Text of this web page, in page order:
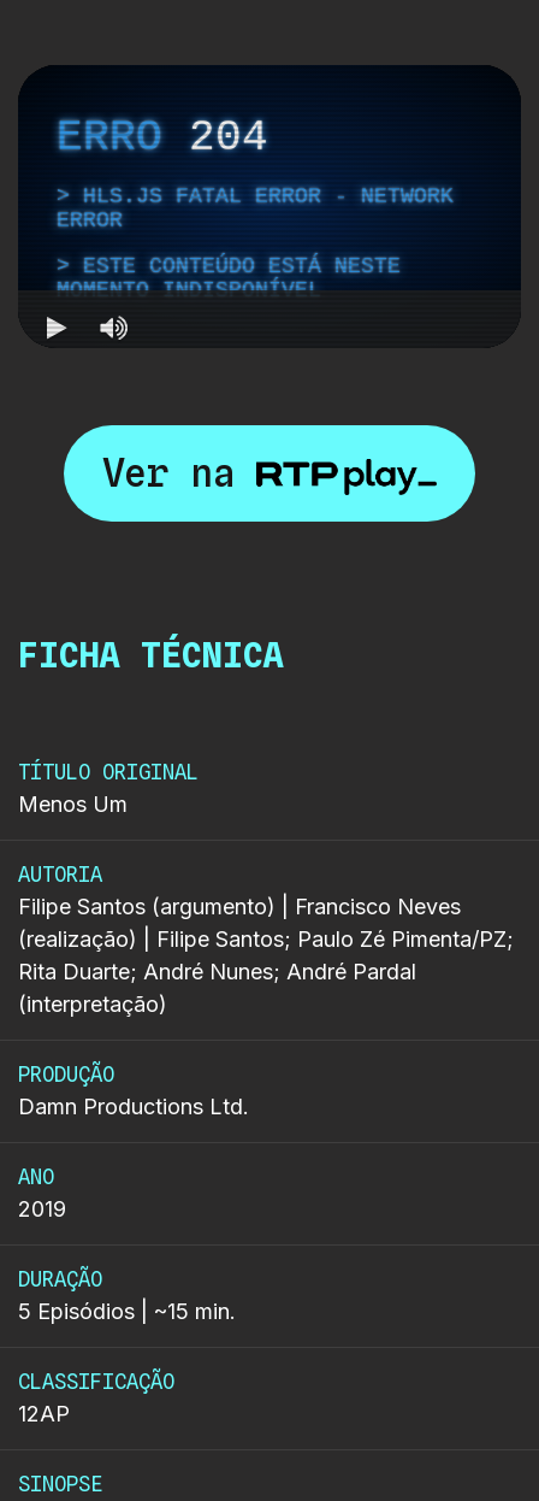
Ver na
FICHA TÉCNICA
TÍTULO ORIGINAL
Menos Um
AUTORIA
Filipe Santos (argumento) | Francisco Neves
(realização) | Filipe Santos; Paulo Zé Pimenta/PZ;
Rita Duarte; André Nunes; André Pardal
(interpretação)
PRODUÇÃO
Damn Productions Ltd.
ANO
2019
DURAÇÃO
5 Episódios | ~15 min.
CLASSIFICAÇÃO
12AP
SINOPSE